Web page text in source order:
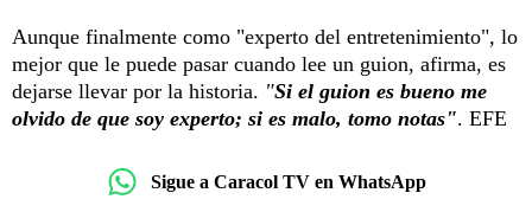
Aunque finalmente como "experto del entretenimiento", lo
mejor que le puede pasar cuando lee un guion, afirma, es
dejarse llevar por la historia. "Si el guion es bueno me
olvido de que soy experto; si es malo, tomo notas". EFE
Sigue a Caracol TV en WhatsApp